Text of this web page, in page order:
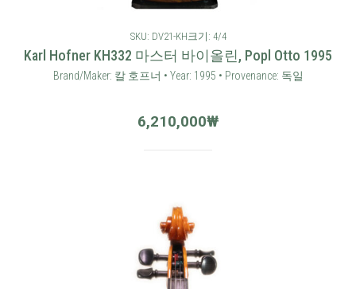
SKU: DV21-KH크기: 4/4
Karl Hofner KH332 마스터 바이올린, Popl Otto 1995
Brand/Maker: 칼 호프너 • Year: 1995 • Provenance: 독일
6,210,000₩